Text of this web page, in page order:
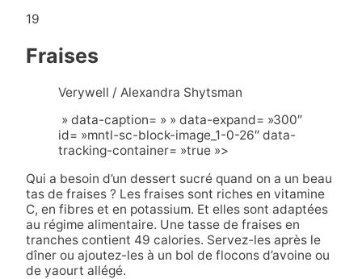
19
Fraises
Verywell / Alexandra Shytsman
» data-caption= » » data-expand= »300″
id= »mntl-sc-block-image_1-0-26″ data-
tracking-container= »true »>
Qui a besoin d’un dessert sucré quand on a un beau
tas de fraises ? Les fraises sont riches en vitamine
C, en fibres et en potassium. Et elles sont adaptées
au régime alimentaire. Une tasse de fraises en
tranches contient 49 calories. Servez-les après le
dîner ou ajoutez-les à un bol de flocons d’avoine ou
de yaourt allégé.